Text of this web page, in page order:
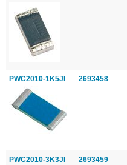
PWC2010-1K5JI 2693458
PWC2010-3K3JI 2693459